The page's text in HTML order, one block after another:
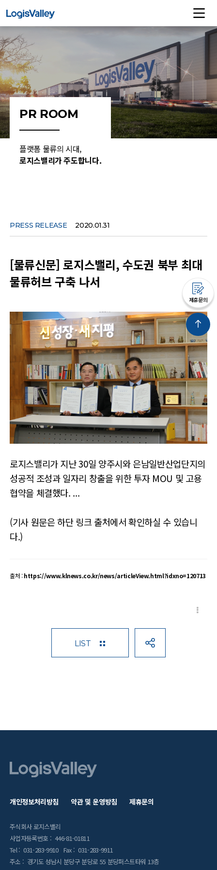
제휴문의
PR ROOM
플랫폼 물류의 시대,
로지스밸리가 주도합니다.
PRESS RELEASE 2020.01.31
[물류신문] 로지스밸리, 수도권 북부 최대
물류허브 구축 나서
로지스밸리가 지난 30일 양주시와 은남일반산업단지의
성공적 조성과 일자리 창출을 위한 투자 MOU 및 고용
협약을 체결했다. ...
(기사 원문은 하단 링크 출처에서 확인하실 수 있습니
다.)
출처 :https://www.klnews.co.kr/news/articleView.html?idxno=120713
LIST
개인정보처리방침 약관 및 운영방침 제휴문의
주식회사 로지스밸리
사업자등록번호 : 446-81-01811
Tel : 031-283-9910 Fax : 031-283-9911
주소 : 경기도 성남시 분당구 분당로 55 분당퍼스트타워 13층